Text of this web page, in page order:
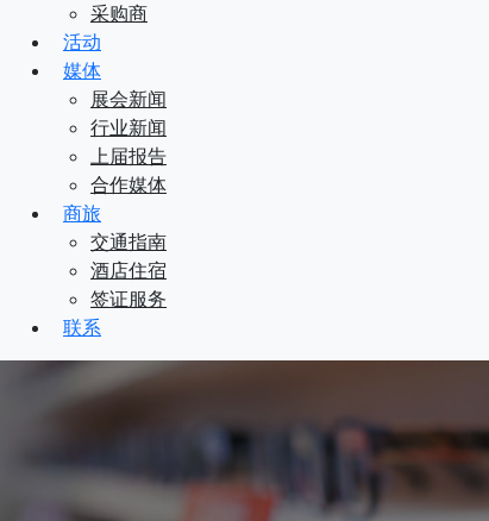
采购商
活动
媒体
展会新闻
行业新闻
上届报告
合作媒体
商旅
交通指南
酒店住宿
签证服务
联系